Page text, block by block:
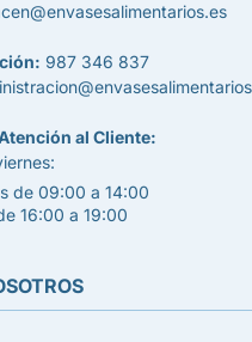
987 346 837
al Cliente:
de 09:00 a 14:00
16:00 a 19:00